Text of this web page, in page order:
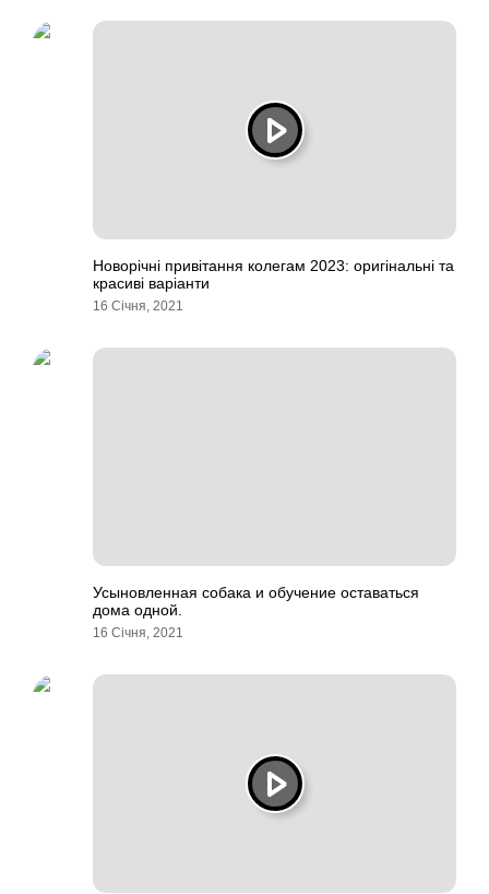
Новорічні привітання колегам 2023: оригінальні та
красиві варіанти
16 Січня, 2021
Усыновленная собака и обучение оставаться
дома одной.
16 Січня, 2021